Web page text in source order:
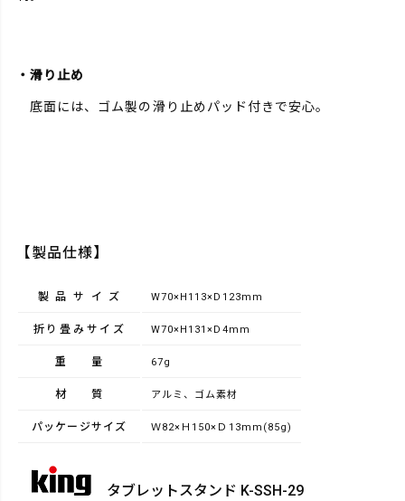
・滑り止め
底面には、ゴム製の滑り止めパッド付きで安心。
【製品仕様】
製品サイズ W70×H113×D123mm
折り畳みサイズ W70×H131×D4mm
重量 67g
材質 アルミ、ゴム素材
パッケージサイズ Ｗ82×Ｈ150×Ｄ13mm(85g)
タブレットスタンド K-SSH-29